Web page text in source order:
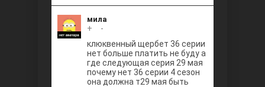
мила
+
-
клюквенный щербет 36 серии
нет больше платить не буду а
где следующая серия 29 мая
почему нет 36 серии 4 сезон
она должна т29 мая быть